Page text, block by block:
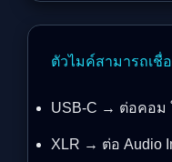
ตัวไมค์สามารถเชื่
USB-C → ต่อคอม
XLR → ต่อ Audio